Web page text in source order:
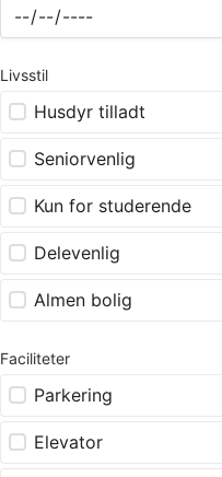
Livsstil
Husdyr tilladt
Seniorvenlig
Kun for studerende
Delevenlig
Almen bolig
Faciliteter
Parkering
Elevator